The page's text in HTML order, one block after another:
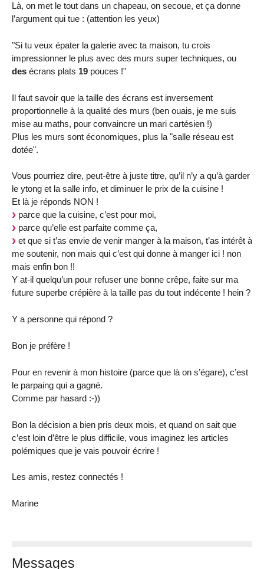
Là, on met le tout dans un chapeau, on secoue, et ça donne
l’argument qui tue : (attention les yeux)
"Si tu veux épater la galerie avec ta maison, tu crois
impressionner le plus avec des murs super techniques, ou
des écrans plats 19 pouces !"
Il faut savoir que la taille des écrans est inversement
proportionnelle à la qualité des murs (ben ouais, je me suis
mise au maths, pour convaincre un mari cartésien !)
Plus les murs sont économiques, plus la "salle réseau est
dotée".
Vous pourriez dire, peut-être à juste titre, qu’il n’y a qu’à garder
le ytong et la salle info, et diminuer le prix de la cuisine !
Et là je réponds NON !
parce que la cuisine, c’est pour moi,
parce qu’elle est parfaite comme ça,
et que si t’as envie de venir manger à la maison, t’as intérêt à
me soutenir, non mais qui c’est qui donne à manger ici ! non
mais enfin bon !!
Y at-il quelqu’un pour refuser une bonne crêpe, faite sur ma
future superbe crépière à la taille pas du tout indécente ! hein ?
Y a personne qui répond ?
Bon je préfère !
Pour en revenir à mon histoire (parce que là on s’égare), c’est
le parpaing qui a gagné.
Comme par hasard :-))
Bon la décision a bien pris deux mois, et quand on sait que
c’est loin d’être le plus difficile, vous imaginez les articles
polémiques que je vais pouvoir écrire !
Les amis, restez connectés !
Marine
Messages